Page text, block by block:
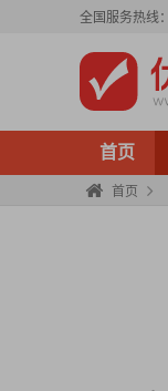
全国服务热线：
首页
首页